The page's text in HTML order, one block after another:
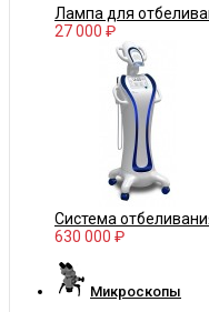
Лампа для
27 000 ₽
Система
630 000 ₽
Микроскопы